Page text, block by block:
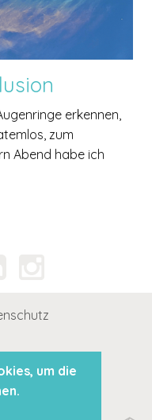
um die
erkennen,
zum
Abend habe ich